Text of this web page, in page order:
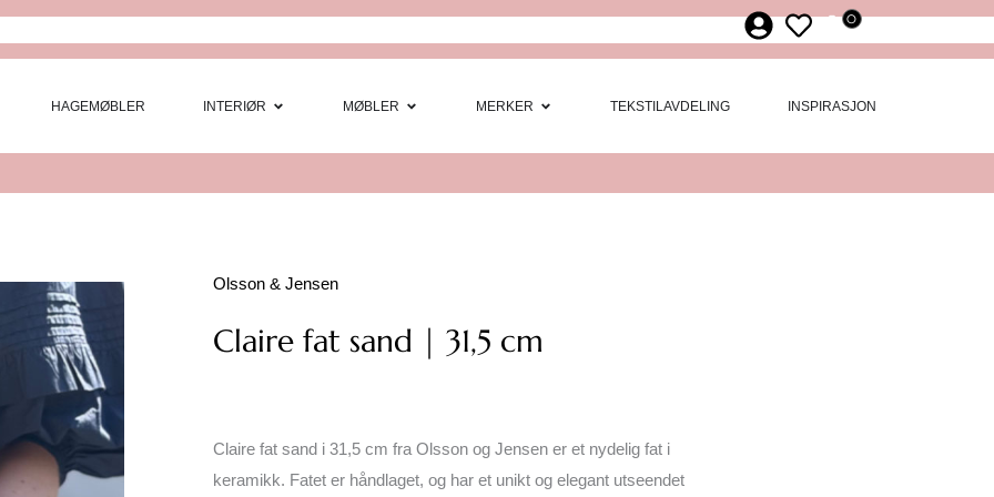
0
HAGEMØBLER INTERIØR Open Interiør
MØBLER Open Møbler
MERKER Open Merker
TEKSTILAVDELING INSPIRASJON
Olsson & Jensen
Claire fat sand | 31,5 cm
Claire fat sand i 31,5 cm fra Olsson og Jensen er et nydelig fat i
keramikk. Fatet er håndlaget, og har et unikt og elegant utseendet